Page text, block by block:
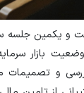
و یکمین جلسه
بازار
و تصمیمات